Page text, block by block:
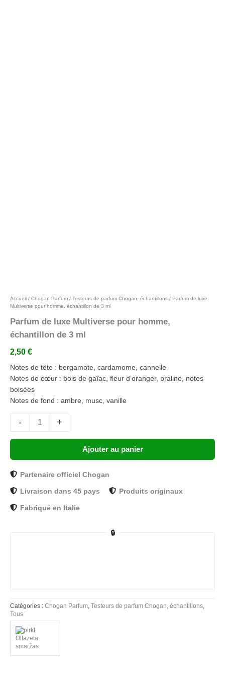
Accueil / Chogan Parfum / Testeurs de parfum Chogan, échantillons / Parfum de luxe
Multiverse pour homme, échantillon de 3 ml
Parfum de luxe Multiverse pour homme,
échantillon de 3 ml
2,50 €
Notes de tête : bergamote, cardamome, cannelle
Notes de cœur : bois de gaïac, fleur d’oranger, praline, notes
boisées
Notes de fond : ambre, musc, vanille
- +
Ajouter au panier
Partenaire officiel Chogan
Livraison dans 45 pays Produits originaux
Fabriqué en Italie
🔒
Catégories : Chogan Parfum, Testeurs de parfum Chogan, échantillons,
Tous